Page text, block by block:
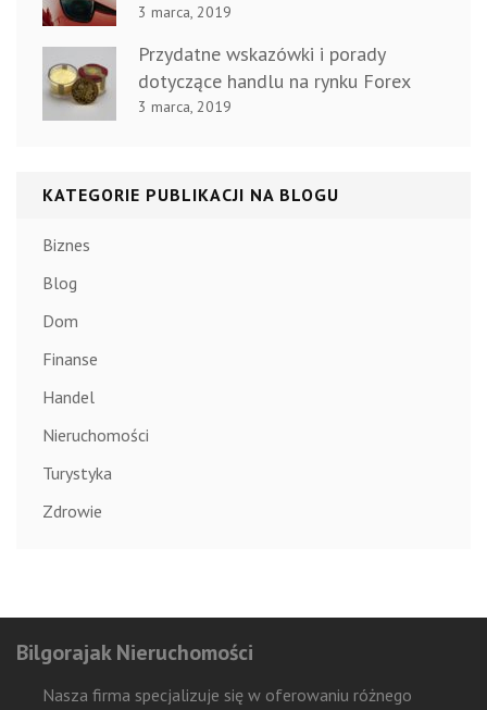
3 marca, 2019
Przydatne wskazówki i porady
dotyczące handlu na rynku Forex
3 marca, 2019
KATEGORIE PUBLIKACJI NA BLOGU
Biznes
Blog
Dom
Finanse
Handel
Nieruchomości
Turystyka
Zdrowie
Bilgorajak Nieruchomości
Nasza firma specjalizuje się w oferowaniu różnego